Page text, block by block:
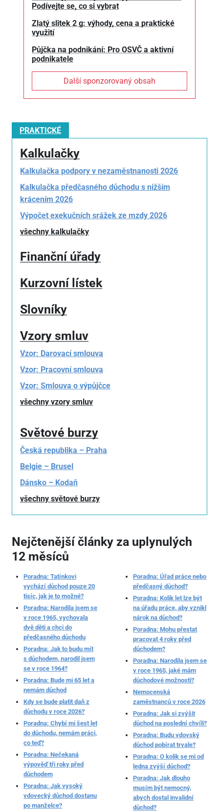
Podívejte se, co si vybrat
Zlatý slitek 2 g: výhody, cena a praktické
využití
Půjčka na podnikání: Pro OSVČ a aktivní
podnikatele
Další sponzorovaný obsah
PRAKTICKÉ
Kalkulačky
Kalkulačka podpory v nezaměstnanosti 2026
Kalkulačka předčasného důchodu s nižším
krácením 2026
Výpočet exekučních srážek ze mzdy 2026
všechny kalkulačky
Finanční úřady
Kurzovní lístek
Slovníky
Vzory smluv
Vzor: Darovací smlouva
Vzor: Pracovní smlouva
Vzor: Smlouva o výpůjčce
všechny vzory smluv
Světové burzy
Česká republika – Praha
Belgie – Brusel
Dánsko – Kodaň
všechny světové burzy
Nejčtenější články za uplynulých
12 měsíců
Poradna: Tatínkovi
vychází důchod pouze 20
tisíc, jak je to možné?
Poradna: Narodila jsem se
v roce 1965, vychovala
dvě děti a chci do
předčasného důchodu
Poradna: Jak to budu mít
s důchodem, narodil jsem
se v roce 1964?
Poradna: Bude mi 65 let a
nemám důchod
Kdy se bude platit daň z
důchodu v roce 2026?
Poradna: Chybí mi šest let
do důchodu, nemám práci,
co teď?
Poradna: Nečekaná
výpověď tři roky před
důchodem
Poradna: Jak vysoký
vdovecký důchod dostanu
po manželce?
Poradna: Úřad práce nebo
předčasný důchod?
Poradna: Kolik let lze být
na úřadu práce, aby vznikl
nárok na důchod?
Poradna: Mohu přestat
pracovat 4 roky před
důchodem?
Poradna: Narodila jsem se
v roce 1965, jaké mám
důchodové možnosti?
Nemocenská
zaměstnanců v roce 2026
Poradna: Jak si zvýšit
důchod na poslední chvíli?
Poradna: Budu vdovský
důchod pobírat trvale?
Poradna: O kolik se mi od
ledna zvýší důchod?
Poradna: Jak dlouho
musím být nemocný,
abych dostal invalidní
důchod?